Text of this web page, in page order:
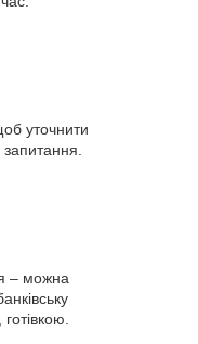
уточнити
запитання.
– можна